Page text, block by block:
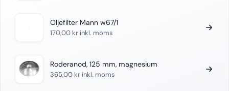
Oljefilter Mann w67/1
170,00 kr inkl. moms
Roderanod, 125 mm, magnesium
365,00 kr inkl. moms